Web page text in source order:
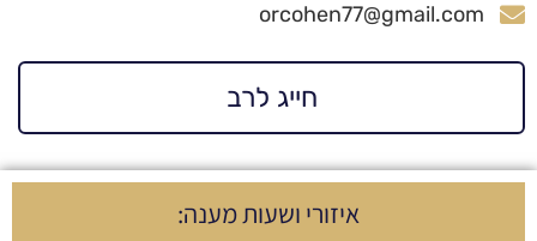
orcohen77@gmail.com
חייג לרב
איזורי ושעות מענה: